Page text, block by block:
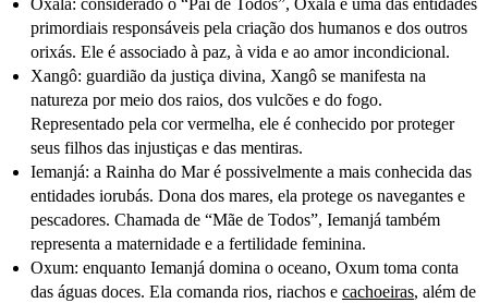
Oxalá: considerado o “Pai de Todos”, Oxalá é uma das entidades
primordiais responsáveis pela criação dos humanos e dos outros
orixás. Ele é associado à paz, à vida e ao amor incondicional.
Xangô: guardião da justiça divina, Xangô se manifesta na
natureza por meio dos raios, dos vulcões e do fogo.
Representado pela cor vermelha, ele é conhecido por proteger
seus filhos das injustiças e das mentiras.
Iemanjá: a Rainha do Mar é possivelmente a mais conhecida das
entidades iorubás. Dona dos mares, ela protege os navegantes e
pescadores. Chamada de “Mãe de Todos”, Iemanjá também
representa a maternidade e a fertilidade feminina.
Oxum: enquanto Iemanjá domina o oceano, Oxum toma conta
das águas doces. Ela comanda rios, riachos e cachoeiras, além de